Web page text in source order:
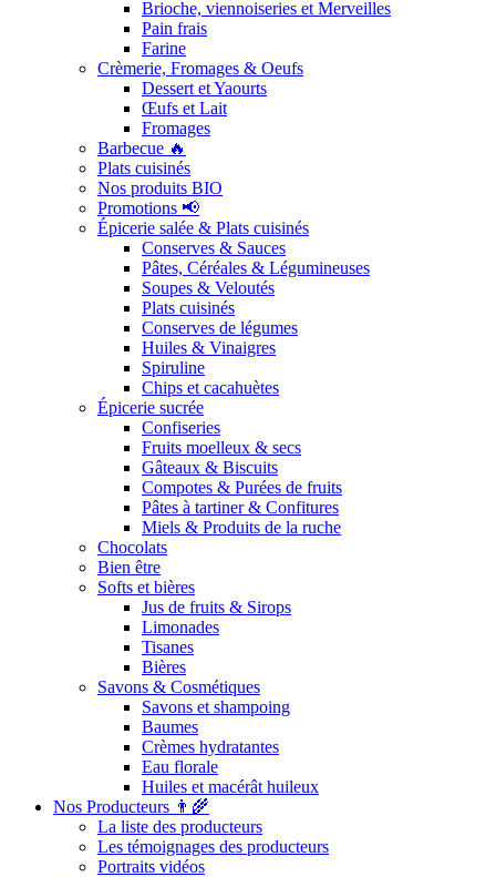
Brioche, viennoiseries et Merveilles
Pain frais
Farine
Crèmerie, Fromages & Oeufs
Dessert et Yaourts
Œufs et Lait
Fromages
Barbecue 🔥
Plats cuisinés
Nos produits BIO
Promotions 📢
Épicerie salée & Plats cuisinés
Conserves & Sauces
Pâtes, Céréales & Légumineuses
Soupes & Veloutés
Plats cuisinés
Conserves de légumes
Huiles & Vinaigres
Spiruline
Chips et cacahuètes
Épicerie sucrée
Confiseries
Fruits moelleux & secs
Gâteaux & Biscuits
Compotes & Purées de fruits
Pâtes à tartiner & Confitures
Miels & Produits de la ruche
Chocolats
Bien être
Softs et bières
Jus de fruits & Sirops
Limonades
Tisanes
Bières
Savons & Cosmétiques
Savons et shampoing
Baumes
Crèmes hydratantes
Eau florale
Huiles et macérât huileux
Nos Producteurs 👨‍🌾
La liste des producteurs
Les témoignages des producteurs
Portraits vidéos